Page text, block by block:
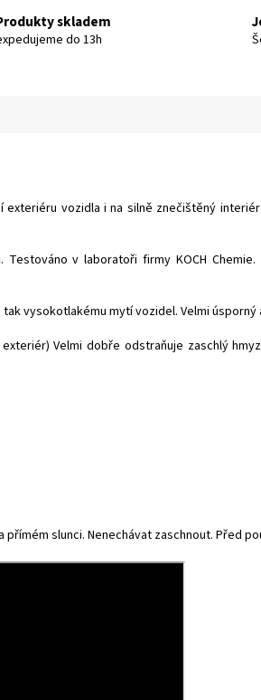
skladem
do 13h
vozidla i na silně znečištěný
. Testováno v laboratoři firmy KOCH Chemie.
vysokotlakému mytí vozidel. Velmi
Velmi dobře odstraňuje zaschlý
přímém slunci. Nenechávat zaschnout. Před